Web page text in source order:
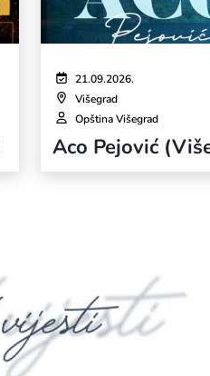
21.09.2026.
Višegrad
Opština Višegrad
Aco Pejović